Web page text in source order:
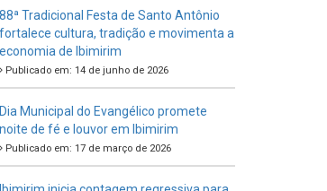
viva a tradição e representam o
munícipio em Pernambuco
Publicado em: 2 de julho de 2026
Festa de São Pedro no
Povoado Campos
Publicado em: 30 de junho de 2026
Tradicional Festa de Santo Antônio
fortalece cultura, tradição e movimenta a